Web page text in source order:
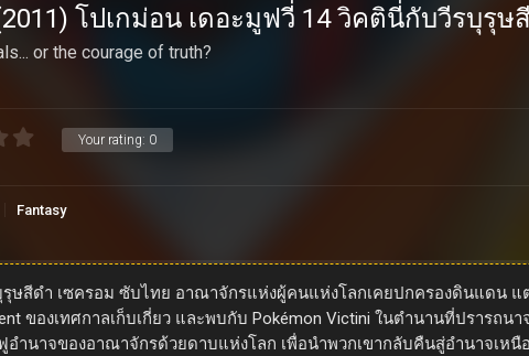
โปเกม่อน เดอะมูฟวี่ 14 วิคตินี่กับวีรบุรุ
or the courage of truth?
Your rating: 0
Fantasy
รุษสีดำ เซครอม ซับไทย อาณาจักรแห่งผู้คนแห่งโลกเคยปกครองดินแดน
ของเทศกาลเก็บเกี่ยว และพบกับ Pokémon Victini ในตำนานที่ปราร
ำนาจของอาณาจักรด้วยดาบแห่งโลก เพื่อนำพวกเขากลับคืนสู่อำนาจเห